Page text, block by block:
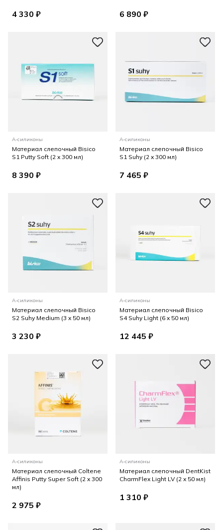
4 330 ₽ 6 890 ₽
А-силиконы
Материал слепочный Bisico
S1 Putty Soft (2 x 300 мл)
8 390 ₽
А-силиконы
Материал слепочный Bisico
S1 Suhy (2 x 300 мл)
7 465 ₽
А-силиконы
Материал слепочный Bisico
S2 Suhy Medium (3 x 50 мл)
3 230 ₽
А-силиконы
Материал слепочный Bisico
S4 Suhy Light (6 x 50 мл)
12 445 ₽
А-силиконы
Материал слепочный Coltene
Affinis Putty Super Soft (2 x 300
мл)
2 975 ₽
А-силиконы
Материал слепочный DentKist
CharmFlex Light LV (2 x 50 мл)
1 310 ₽